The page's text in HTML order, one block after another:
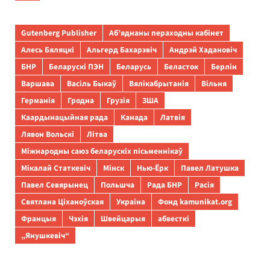
Gutenberg Publisher
Аб’яднаны пераходны кабінет
Алесь Бяляцкі
Альгерд Бахарэвіч
Андрэй Хадановіч
БНР
Беларускі ПЭН Беларусь Беласток
Берлін
Варшава
Васіль Быкаў Вялікабрытанія
Вільня
Германія
Гродна Грузія
ЗША
Каардынацыйная рада
Канада
Латвія
Лявон Вольскі
Літва
Міжнародны саюз беларускіх пісьменнікаў
Мікалай Статкевіч
Мінск Нью-Ёрк
Павел Латушка
Павел Севярынец
Польшча Рада БНР
Расія
Святлана Ціханоўская
Украіна
Фонд kamunikat.org
Францыя
Чэхія Швейцарыя
абвесткі
„Янушкевіч“